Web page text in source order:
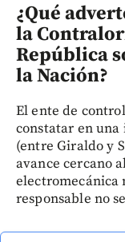
¿Qué
la
República
la Nación?
El ente de
constatar en una
(entre Giraldo y
avance cercano
electromecánica
responsable no